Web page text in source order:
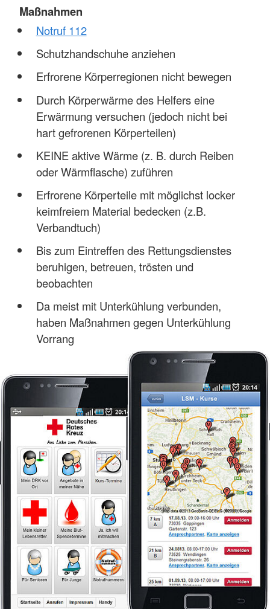
Maßnahmen
Notruf 112
Schutzhandschuhe anziehen
Erfrorene Körperregionen nicht bewegen
Durch Körperwärme des Helfers eine
Erwärmung versuchen (jedoch nicht bei
hart gefrorenen Körperteilen)
KEINE aktive Wärme (z. B. durch Reiben
oder Wärmflasche) zuführen
Erfrorene Körperteile mit möglichst locker
keimfreiem Material bedecken (z.B.
Verbandtuch)
Bis zum Eintreffen des Rettungsdienstes
beruhigen, betreuen, trösten und
beobachten
Da meist mit Unterkühlung verbunden,
haben Maßnahmen gegen Unterkühlung
Vorrang